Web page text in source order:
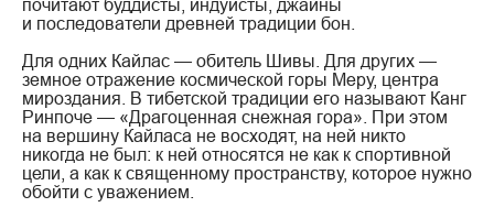
почитают буддисты, индуисты, джайны
и последователи древней традиции бон.
Для одних Кайлас — обитель Шивы. Для других —
земное отражение космической горы Меру, центра
мироздания. В тибетской традиции его называют Канг
Ринпоче — «Драгоценная снежная гора». При этом
на вершину Кайласа не восходят, на ней никто
никогда не был: к ней относятся не как к спортивной
цели, а как к священному пространству, которое нужно
обойти с уважением.